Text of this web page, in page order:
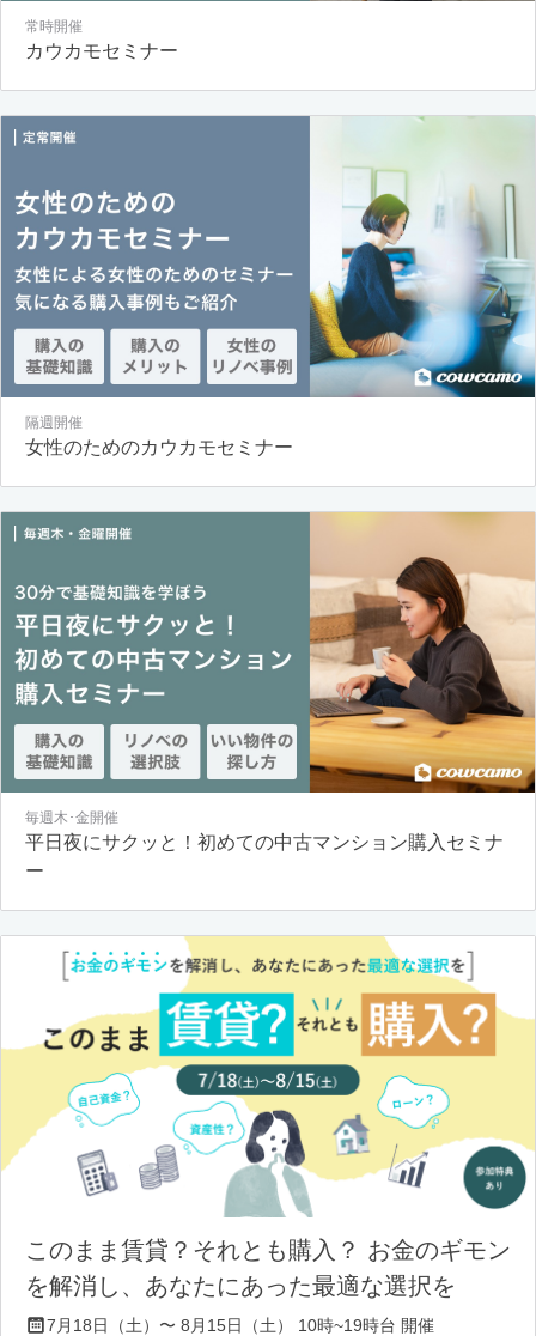
常時開催
カウカモセミナー
隔週開催
女性のためのカウカモセミナー
毎週木･金開催
平日夜にサクッと！初めての中古マンション購入セミナ
ー
このまま賃貸？それとも購入？ お金のギモン
を解消し、あなたにあった最適な選択を
7月18日（土）〜 8月15日（土） 10時~19時台 開催